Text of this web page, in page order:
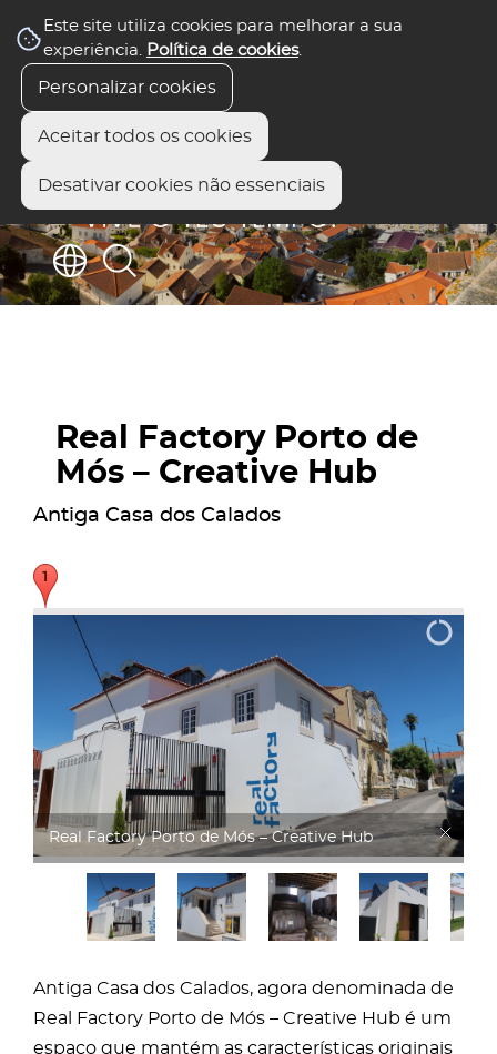
Este site utiliza cookies para melhorar a sua
experiência. Política de cookies.
Personalizar cookies
Aceitar todos os cookies
Desativar cookies não essenciais
Real Factory Porto de
Mós – Creative Hub
Antiga Casa dos Calados
Real Factory
Antiga Casa dos Calados, agora denominada de
Real Factory Porto de Mós – Creative Hub é um
espaço que mantém as características originais